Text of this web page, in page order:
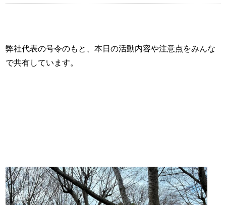
弊社代表の号令のもと、本日の活動内容や注意点をみんな
で共有しています。